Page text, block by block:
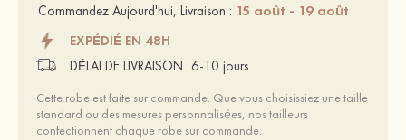
Commandez Aujourd'hui, Livraison : 15 août - 19 août
EXPÉDIÉ EN 48H
DÉLAI DE LIVRAISON : 6-10 jours
Cette robe est faite sur commande. Que vous choisissiez une taille
standard ou des mesures personnalisées, nos tailleurs
confectionnent chaque robe sur commande.